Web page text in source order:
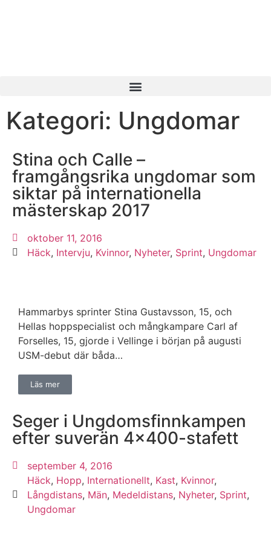
Kategori: Ungdomar
Stina och Calle –
framgångsrika ungdomar som
siktar på internationella
mästerskap 2017
oktober 11, 2016
Häck, Intervju, Kvinnor, Nyheter, Sprint, Ungdomar
Hammarbys sprinter Stina Gustavsson, 15, och
Hellas hoppspecialist och mångkampare Carl af
Forselles, 15, gjorde i Vellinge i början på augusti
USM-debut där båda…
Läs mer
Seger i Ungdomsfinnkampen
efter suverän 4×400-stafett
september 4, 2016
Häck, Hopp, Internationellt, Kast, Kvinnor,
Långdistans, Män, Medeldistans, Nyheter, Sprint,
Ungdomar